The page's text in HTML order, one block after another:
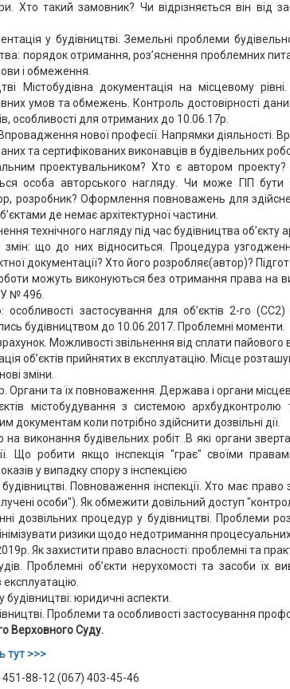
Хто такий замовник? Чи відрізняється він
у будівництві. Земельні проблеми
порядок отримання, роз’яснення проблемних
і обмеження.
Містобудівна документація на місцевому
умов та обмежень. Контроль достовірності
особливості для отриманих до 10.06.17р.
нової професії. Напрямки діяльності.
та сертифікованих виконавців в будівельних
проектувальником? Хто є автором
особа авторського нагляду. Чи може ГІП
розробник? Оформлення повноважень для
де немає архітектурної частини.
технічного нагляду під час будівництва об’єкту
змін: що до них відноситься. Процедура
документації? Хто його розробляє(автор)?
можуть виконуються без отримання права на
№ 496.
особливості застосування для об’єктів 2-го
будівництвом до 10.06.2017. Проблемні моменти.
Можливості звільнення від сплати пайового
об’єктів прийнятих в експлуатацію. Місце
зміни.
та їх повноваження. Держава і органи
містобудування з системою
документам коли потрібно здійснити дозвільні дії.
на виконання будівельних робіт .В якi органи
Що робити якщо iнспекцiя "грає" своїми
у випадку спору з інспекцією
Повноваження iнспекцiї. Хто має
особи"). Як обмежити довiльний доступ
дозвiльних процедур у будiвництвi. Проблеми
ризики щодо недотримання процесуальних
Як захистити право власності: проблемні та
Проблемні об’єкти нерухомості та засоби
юридичнi аспекти.
Проблеми та особливостi застосування
Верховного Суду.
тут >>>
88-12 (067) 403-45-46